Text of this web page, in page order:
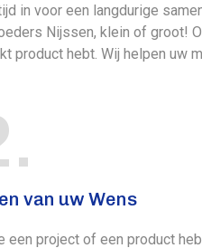
in voor een langdurige
Nijssen, klein of groot!
product hebt. Wij helpen uw
.
van uw Wens
een project of een product